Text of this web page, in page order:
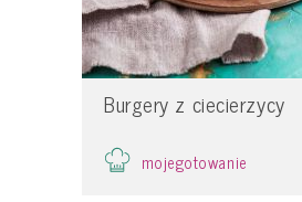
Burgery z ciecierzycy
mojegotowanie